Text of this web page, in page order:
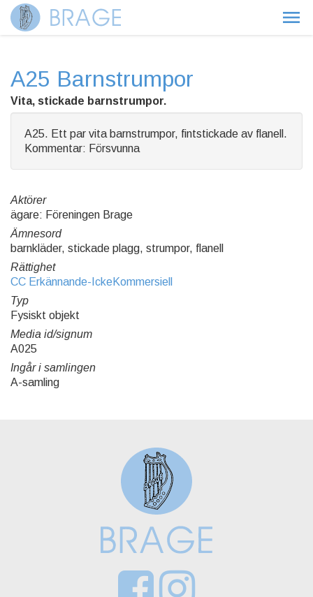
A25 Barnstrumpor
Vita, stickade barnstrumpor.
A25. Ett par vita barnstrumpor, fintstickade av flanell.
Kommentar: Försvunna
Aktörer
ägare: Föreningen Brage
Ämnesord
barnkläder, stickade plagg, strumpor, flanell
Rättighet
CC Erkännande-IckeKommersiell
Typ
Fysiskt objekt
Media id/signum
A025
Ingår i samlingen
A-samling